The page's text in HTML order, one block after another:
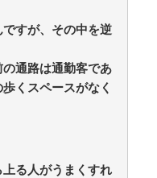
Dｺｰｽ」謎の勢力「生
」抗議船「転覆事故
」 日本の消防署を訪
に / anaguro - 総合
たユーチューバーに
が面白すぎる / 5chま
ですが、その中を逆
通路は通勤客であ
くスペースがなく
上る人がうまくすれ